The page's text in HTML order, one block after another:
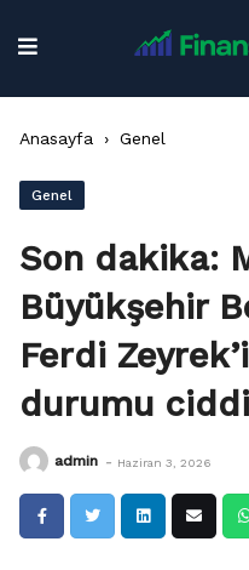
Anasayfa › Genel
Genel
Son dakika:
Büyükşehir
Ferdi
durumu
admin - Haziran 3, 2026